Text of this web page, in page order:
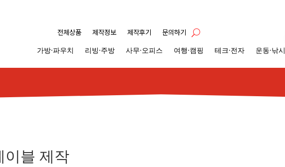
전체상품 제작정보 제작후기 문의하기
가방·파우치 리빙·주방 사무·오피스 여행·캠핑 테크·전자 운동·낚시
이블 제작